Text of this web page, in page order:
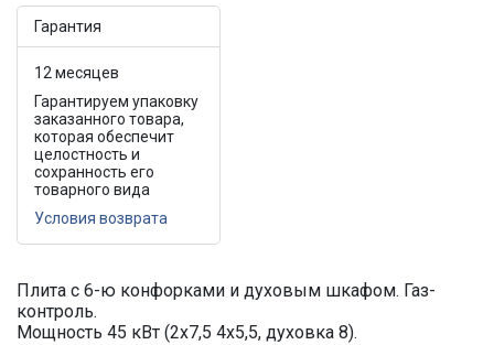
Гарантия
12 месяцев
Гарантируем упаковку
заказанного товара,
которая обеспечит
целостность и
сохранность его
товарного вида
Условия возврата
Плита с 6-ю конфорками и духовым шкафом. Газ-
контроль.
Мощность 45 кВт (2х7,5 4х5,5, духовка 8).